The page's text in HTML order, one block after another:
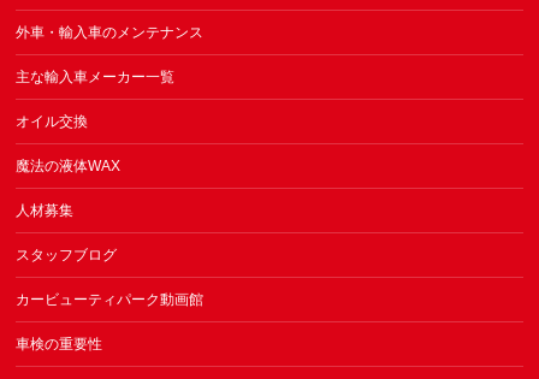
外車・輸入車のメンテナンス
主な輸入車メーカー一覧
オイル交換
魔法の液体WAX
人材募集
スタッフブログ
カービューティパーク動画館
車検の重要性